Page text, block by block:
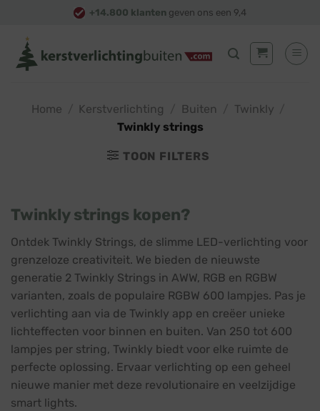
content
+14.800 klanten geven ons een 9,4
Home Kerstverlichting Buiten Twinkly
Twinkly strings
TOON FILTERS
Twinkly strings kopen?
Ontdek Twinkly Strings, de slimme LED-verlichting voor
grenzeloze creativiteit. We bieden de nieuwste
generatie 2 Twinkly Strings in AWW, RGB en RGBW
varianten, zoals de populaire RGBW 600 lampjes. Pas je
verlichting aan via de Twinkly app en creëer unieke
lichteffecten voor binnen en buiten. Van 250 tot 600
lampjes per string, Twinkly biedt voor elke ruimte de
perfecte oplossing. Ervaar verlichting op een geheel
nieuwe manier met deze revolutionaire en veelzijdige
smart lights.